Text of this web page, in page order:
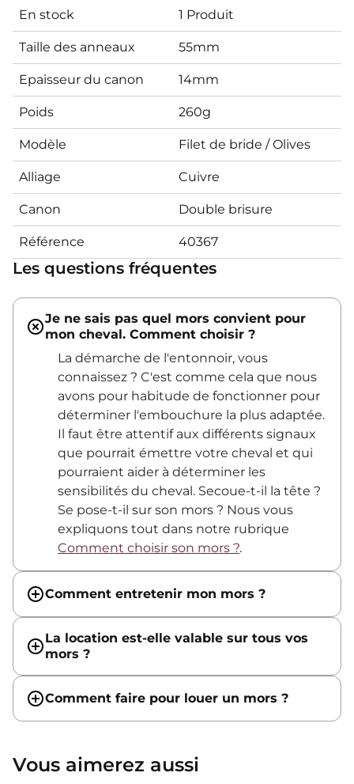
En stock 1 Produit
Taille des anneaux 55mm
Epaisseur du canon 14mm
Poids 260g
Modèle Filet de bride / Olives
Alliage Cuivre
Canon Double brisure
Référence 40367
Les questions fréquentes
Je ne sais pas quel mors convient pour
mon cheval. Comment choisir ?
La démarche de l'entonnoir, vous
connaissez ? C'est comme cela que nous
avons pour habitude de fonctionner pour
déterminer l'embouchure la plus adaptée.
Il faut être attentif aux différents signaux
que pourrait émettre votre cheval et qui
pourraient aider à déterminer les
sensibilités du cheval. Secoue-t-il la tête ?
Se pose-t-il sur son mors ? Nous vous
expliquons tout dans notre rubrique
Comment choisir son mors ?.
Comment entretenir mon mors ?
La location est-elle valable sur tous vos
mors ?
Comment faire pour louer un mors ?
Vous aimerez aussi